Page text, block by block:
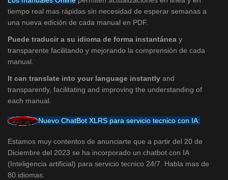
tiempo real mas rápidas sin necesidad de esperar semanas a
una nueva edición de cada manual en PDF.
Puede traducir a su idioma de forma instantánea y
transparente facilitando y mejorando la comprensión de cada
manual.
It can translate into your language instantly and
transparently, facilitating and improving the understanding of
each manual.
Nuevo ChatBot XLRS para servicio tecnico con IA:
Estamos muy contentos de anunciarte que a partir del 20 de
Diciembre del 2023 se ha incorporado un chatbot con IA
(Inteligencia artificial) para servicio tecnico 24/7. Habla mas de
80 idiomas.